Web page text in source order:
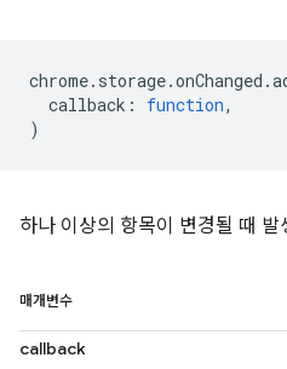
chrome. storage.onChanged .
callback : function,
)
하나 이상의 항목이 변경될 때 발
매개변수
callback